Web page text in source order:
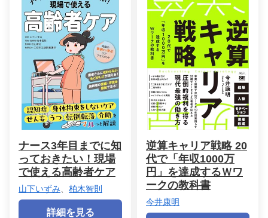
ナース3年目までに知
っておきたい！現場
で使える高齢者ケア
山下いずみ 柏木智則
詳細を見る
逆算キャリア戦略 20
代で「年収1000万
円」を達成するＷワ
ークの教科書
今井康明